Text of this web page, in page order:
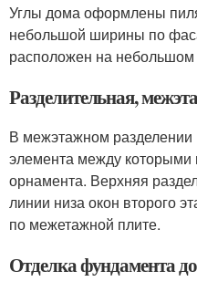
Углы дома оформлены
небольшой ширины по
расположен на небольшом
Разделительная,
В межэтажном
элемента между которыми
орнамента. Верхняя
линии низа окон второго
по межетажной плите.
Отделка фундамента